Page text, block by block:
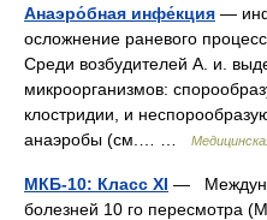
Анаэро́бная инфе́кция —
осложнение раневого
Среди возбудителей А. и.
микроорганизмов:
клостридии, и
анаэробы (см.… …
МКБ-10: Класс XI —
болезней 10 го пересмотра